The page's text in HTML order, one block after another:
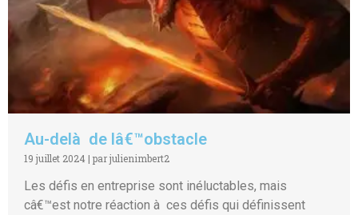
Au-delà de lâ€™obstacle
19 juillet 2024 | par julienimbert2
Les défis en entreprise sont inéluctables, mais
câ€™est notre réaction à ces défis qui définissent